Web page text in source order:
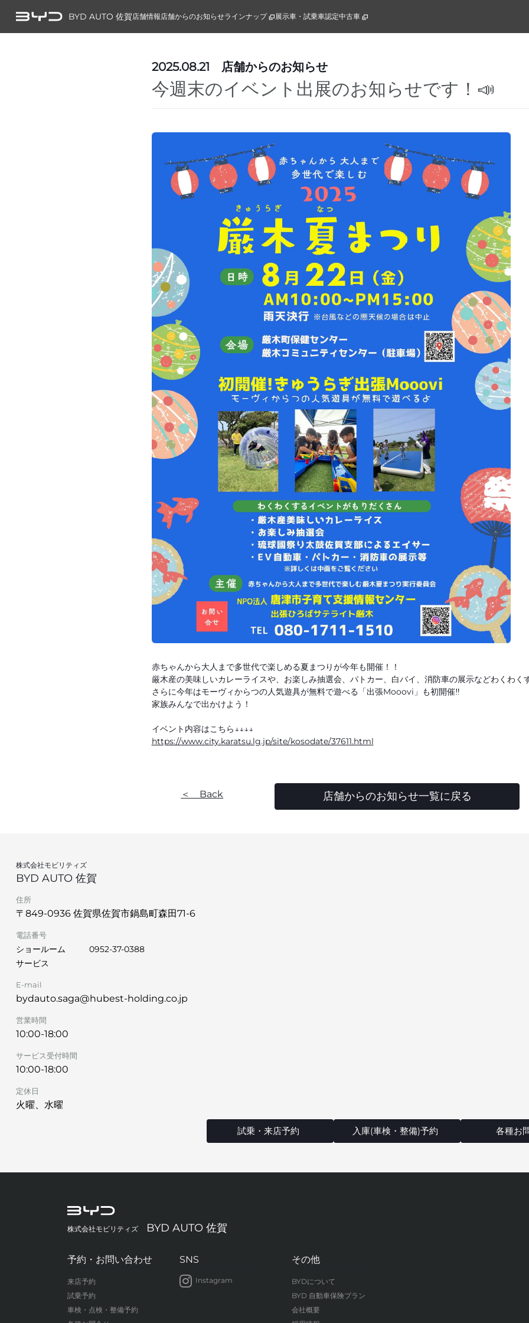
BYD AUTO 佐賀店舗情報店舗からのお知らせラインナップ 展示車・試乗車認定中古車
2025.08.21 店舗からのお知らせ
今週末のイベント出展のお知らせです！📣
赤ちゃんから大人まで多世代で楽しめる夏まつりが今年も開催！！
厳木産の美味しいカレーライスや、お楽しみ抽選会、パトカー、白バイ、消防車の展示などわくわく
さらに今年はモーヴィからつの人気遊具が無料で遊べる「出張Mooovi」も初開催‼️
家族みんなで出かけよう！
イベント内容はこちら↓↓↓↓
https://www.city.karatsu.lg.jp/site/kosodate/37611.html
＜ Back 店舗からのお知らせ一覧に戻る
株式会社モビリティズ
BYD AUTO 佐賀
住所
〒849-0936 佐賀県佐賀市鍋島町森田71-6
電話番号
ショールーム
0952-37-0388
サービス
E-mail
bydauto.saga@hubest-holding.co.jp
営業時間
10:00-18:00
サービス受付時間
10:00-18:00
定休日
火曜、水曜
試乗・来店予約 入庫(車検・整備)予約 各種お
株式会社モビリティズ BYD AUTO 佐賀
予約・お問い合わせ
来店予約
試乗予約
車検・点検・整備予約
SNS
Instagram
その他
BYDについて
BYD 自動車保険プラン
会社概要